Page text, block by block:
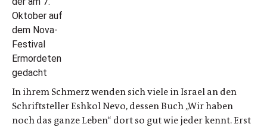
In ihrem Schmerz wenden sich viele in Israel an den
Schriftsteller Eshkol Nevo, dessen Buch „Wir haben
noch das ganze Leben“ dort so gut wie jeder kennt. Erst